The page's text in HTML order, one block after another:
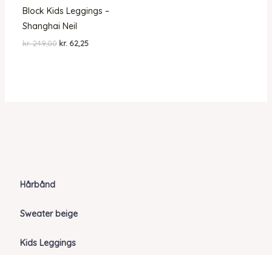
Hårbånd
Sweater beige
Kids Leggings
Block Kids Leggings –
Shanghai Neil
kr.249,00 Den
kr.62,25Den